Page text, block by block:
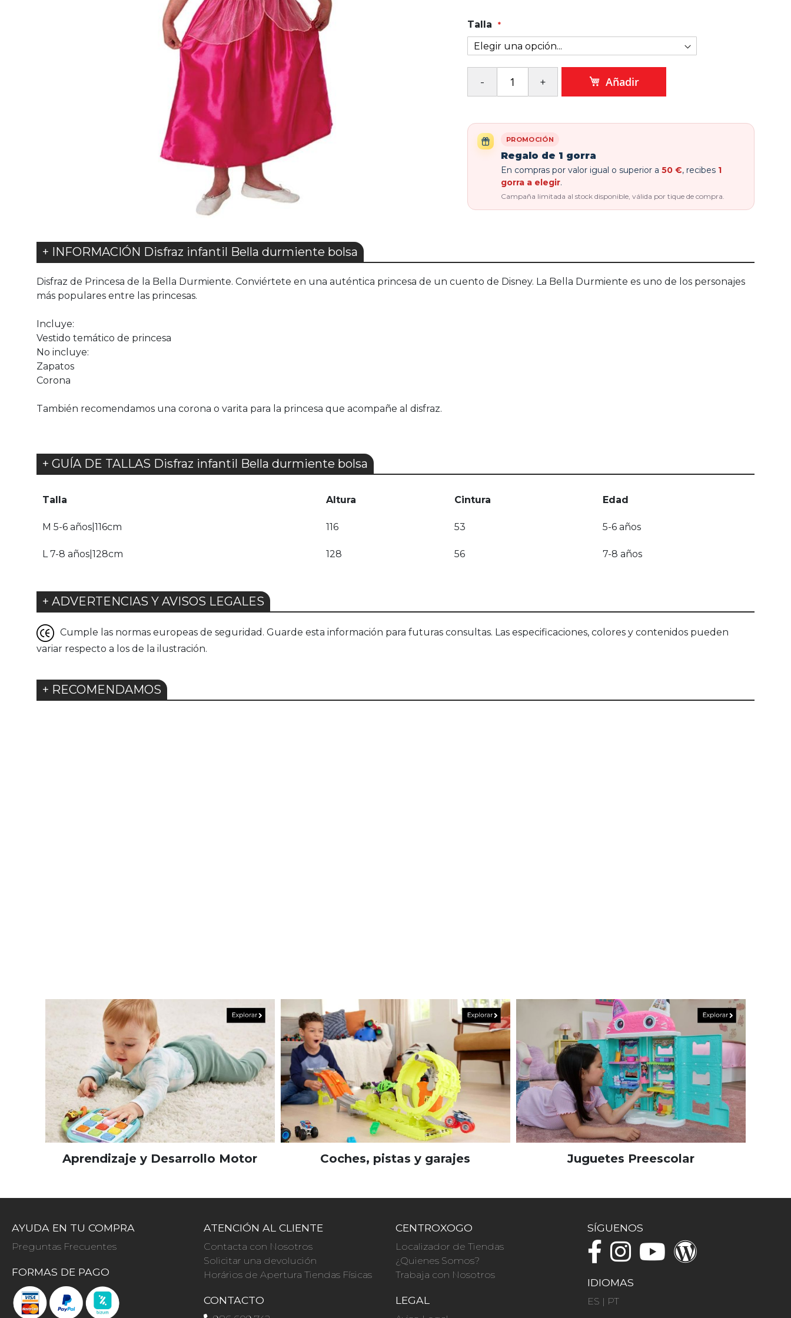
Talla
Añadir
PROMOCIÓN
Regalo de 1 gorra
En compras por valor igual o superior a 50 €, recibes 1
gorra a elegir.
Campaña limitada al stock disponible, válida por tique de compra.
+ INFORMACIÓN Disfraz infantil Bella durmiente bolsa
Disfraz de Princesa de la Bella Durmiente. Conviértete en una auténtica princesa de un cuento de Disney. La Bella Durmiente es uno de los personajes
más populares entre las princesas.
Incluye:
Vestido temático de princesa
No incluye:
Zapatos
Corona
También recomendamos una corona o varita para la princesa que acompañe al disfraz.
+ GUÍA DE TALLAS Disfraz infantil Bella durmiente bolsa
Talla Altura Cintura Edad
M 5-6 años|116cm 116 53 5-6 años
L 7-8 años|128cm 128 56 7-8 años
+ ADVERTENCIAS Y AVISOS LEGALES
Cumple las normas europeas de seguridad. Guarde esta información para futuras consultas. Las especificaciones, colores y contenidos pueden
variar respecto a los de la ilustración.
+ RECOMENDAMOS
Aprendizaje y Desarrollo Motor Coches, pistas y garajes Juguetes Preescolar
AYUDA EN TU COMPRA
Preguntas Frecuentes
FORMAS DE PAGO
ATENCIÓN AL CLIENTE
Contacta con Nosotros
Solicitar una devolución
Horários de Apertura Tiendas Físicas
CONTACTO
CENTROXOGO
Localizador de Tiendas
¿Quienes Somos?
Trabaja con Nosotros
LEGAL
SÍGUENOS
IDIOMAS
ES | PT